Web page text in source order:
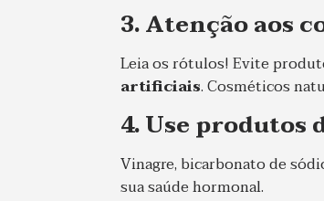
3. Atenção aos
Leia os rótulos! Evite
artificiais. Cosméticos
4. Use produtos
Vinagre, bicarbonato de
sua saúde hormonal.